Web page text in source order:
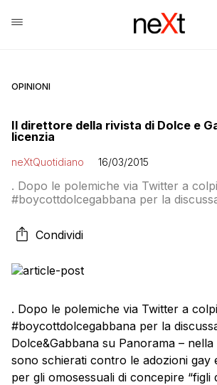
OPINIONI
Il direttore della rivista di Dolce e
licenzia
neXtQuotidiano 16/03/2015
. Dopo le polemiche via Twitter a
#boycottdolcegabbana per la
sono schierati contro le adozioni gay
per gli omosessuali di concepire “figli
dimissioni del direttore responsabile […]
Condividi
. Dopo le polemiche via Twitter a
#boycottdolcegabbana per la
Dolce&Gabbana su Panorama – nella
sono schierati contro le adozioni gay
per gli omosessuali di concepire “figli